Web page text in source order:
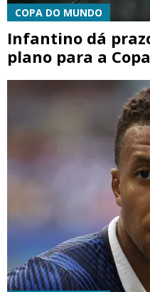
COPA DO MUNDO
Infantino dá
plano para a Copa